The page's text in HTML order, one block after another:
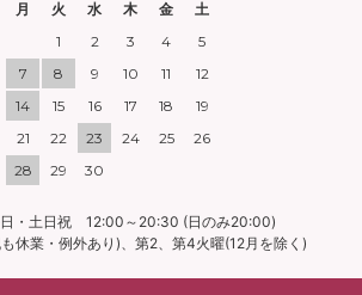
月 火 水 木 金
土
1
2 3 4
5
7 8 9 10 11
12
14 15 16 17 18
19
21 22 23 24 25
26
28 29 30
日・土日祝 12:00～20:30 (日のみ20:00)
休業・例外あり)、第2、第4火曜(12月を除く)